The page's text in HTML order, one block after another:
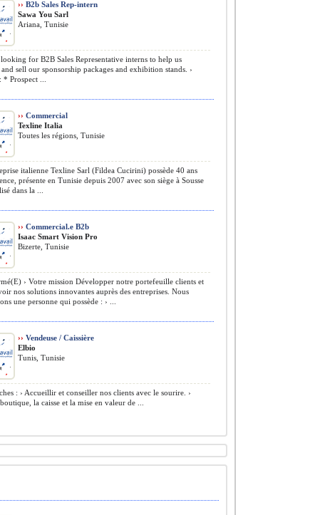
›› B2b Sales Rep-intern
Sawa You Sarl
Ariana, Tunisie
looking for B2B Sales Representative interns to help us
sell our sponsorship packages and exhibition stands. ›
Prospect ...
›› Commercial
Texline Italia
Toutes les régions, Tunisie
italienne Texline Sarl (Fildea Cucirini) possède 40 ans
présente en Tunisie depuis 2007 avec son siège à Sousse
dans la ...
›› Commercial.e B2b
Isaac Smart Vision Pro
Bizerte, Tunisie
› Votre mission Développer notre portefeuille clients et
nos solutions innovantes auprès des entreprises. Nous
une personne qui possède : › ...
›› Vendeuse / Caissière
Elbio
Tunis, Tunisie
: › Accueillir et conseiller nos clients avec le sourire. ›
la caisse et la mise en valeur de ...